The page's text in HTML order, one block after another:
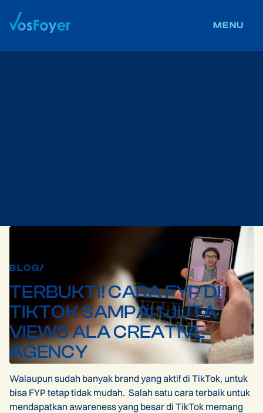
MENU
CONTACT US
BLOG/
TERBUKTI! CARA FYP DI
TIKTOK SAMPAI 1 JUTA
VIEWS ALA CREATIVE
AGENCY
Walaupun sudah banyak brand yang aktif di TikTok, untuk
bisa FYP tetap tidak mudah. Salah satu cara terbaik untuk
mendapatkan awareness yang besar di TikTok memang